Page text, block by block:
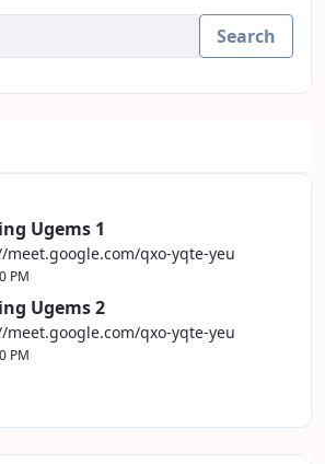
Search
Ugems 1
meet.google.com/qxo-yqte-yeu
PM
Ugems 2
meet.google.com/qxo-yqte-yeu
PM